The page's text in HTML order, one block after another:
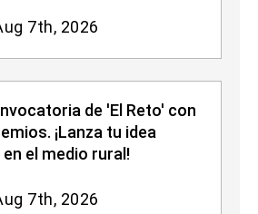
7th, 2026
de 'El Reto' con
¡Lanza tu idea
el medio rural!
7th, 2026